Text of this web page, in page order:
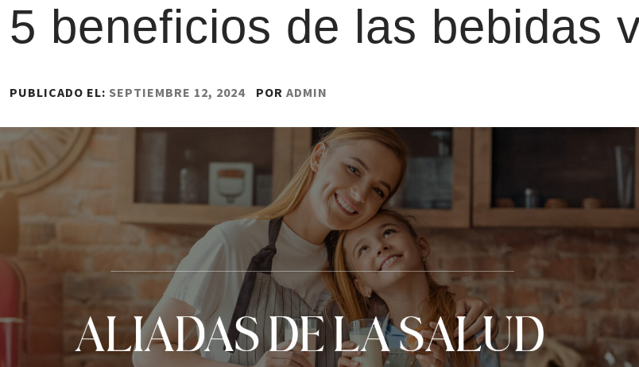
5 beneficios de las bebidas
PUBLICADO EL: SEPTIEMBRE 12, 2024 POR ADMIN